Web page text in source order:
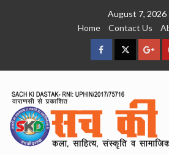
August 7, 2026
Home
Contact Us
facebookTwitter